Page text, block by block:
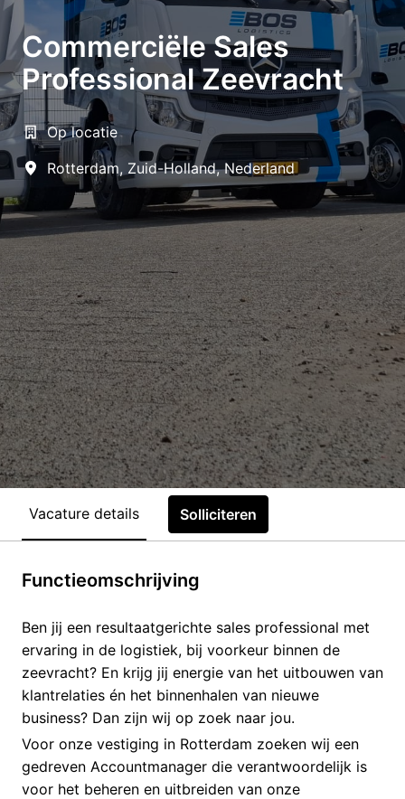
Commerciële Sales
Professional Zeevracht
Op locatie
Rotterdam, Zuid-Holland, Nederland
Vacature details Solliciteren
Functieomschrijving
Ben jij een resultaatgerichte sales professional met
ervaring in de logistiek, bij voorkeur binnen de
zeevracht? En krijg jij energie van het uitbouwen van
klantrelaties én het binnenhalen van nieuwe
business? Dan zijn wij op zoek naar jou.
Voor onze vestiging in Rotterdam zoeken wij een
gedreven Accountmanager die verantwoordelijk is
voor het beheren en uitbreiden van onze